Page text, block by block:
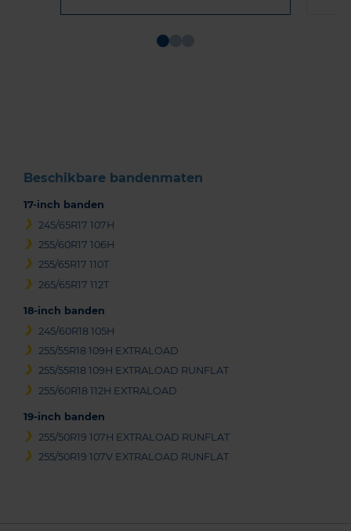
Beschikbare bandenmaten
17-inch banden
245/65R17 107H
255/60R17 106H
255/65R17 110T
265/65R17 112T
18-inch banden
245/60R18 105H
255/55R18 109H EXTRALOAD
255/55R18 109H EXTRALOAD RUNFLAT
255/60R18 112H EXTRALOAD
19-inch banden
255/50R19 107H EXTRALOAD RUNFLAT
255/50R19 107V EXTRALOAD RUNFLAT